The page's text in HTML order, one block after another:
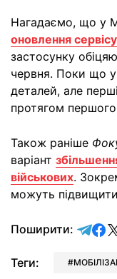
Нагадаємо, що у
оновлення
застосунку
червня. Поки що у
деталей, але
протягом
Також раніше
варіант
військових.
можуть
Поширити:
Теги: